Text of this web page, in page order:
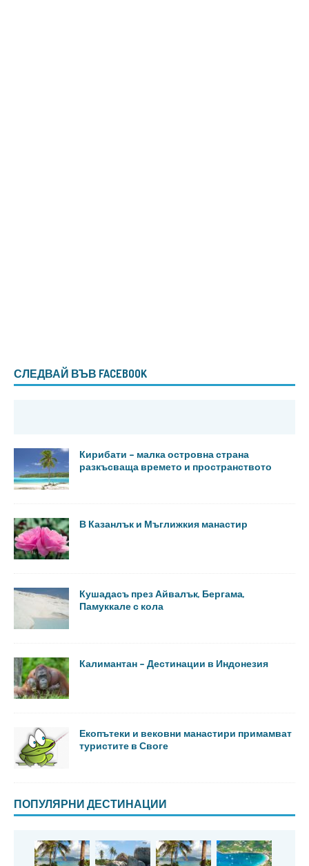
СЛЕДВАЙ ВЪВ FACEBOOK
Кирибати – малка островна страна
разкъсваща времето и пространството
В Казанлък и Мъглижкия манастир
Кушадасъ през Айвалък, Бергама,
Памуккале с кола
Калимантан – Дестинации в Индонезия
Екопътеки и вековни манастири примамват
туристите в Своге
ПОПУЛЯРНИ ДЕСТИНАЦИИ